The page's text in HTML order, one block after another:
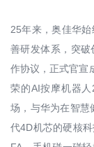
25年来，奥佳华
善研发体系，突
作协议，正式官宣
荣的AI按摩机器
场，与华为在智慧
代4D机芯的硬核